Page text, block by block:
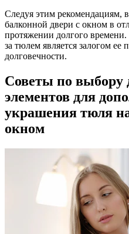
Следуя этим рекомендациям,
балконной двери с окном в
протяжении долгого
за тюлем является залогом ее
долговечности.
Советы по выбору
элементов для
украшения тюля
окном